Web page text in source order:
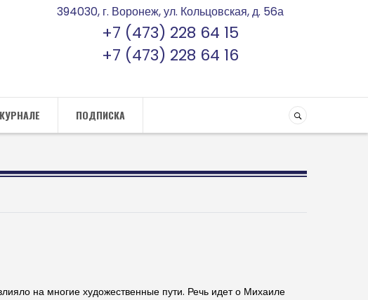
394030, г. Воронеж, ул. Кольцовская, д. 56а
+7 (473) 228 64 15
+7 (473) 228 64 16
ПОДПИСКА
на многие художественные пути. Речь идет о Михаиле